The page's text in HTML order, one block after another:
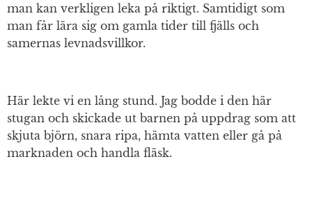
man kan verkligen leka på riktigt. Samtidigt som
man får lära sig om gamla tider till fjälls och
samernas levnadsvillkor.
Här lekte vi en lång stund. Jag bodde i den här
stugan och skickade ut barnen på uppdrag som att
skjuta björn, snara ripa, hämta vatten eller gå på
marknaden och handla fläsk.